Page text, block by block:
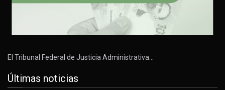
El Tribunal Federal de Justicia Administrativa…
Últimas noticias